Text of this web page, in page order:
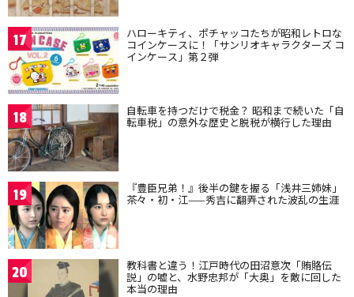
17 ハローキティ、ポチャッコたちが昭和レトロな
コインケースに！「サンリオキャラクターズ コ
インケース」第２弾
18 自転車を持つだけで税金？ 昭和まで続いた「自
転車税」の意外な歴史と脱税が横行した理由
19 『豊臣兄弟！』後半の鍵を握る「浅井三姉妹」
茶々・初・江——秀吉に翻弄された波乱の生涯
20 教科書と違う！江戸時代の田沼意次「賄賂伝
説」の嘘と、水野忠邦が「大奥」を敵に回した
本当の理由